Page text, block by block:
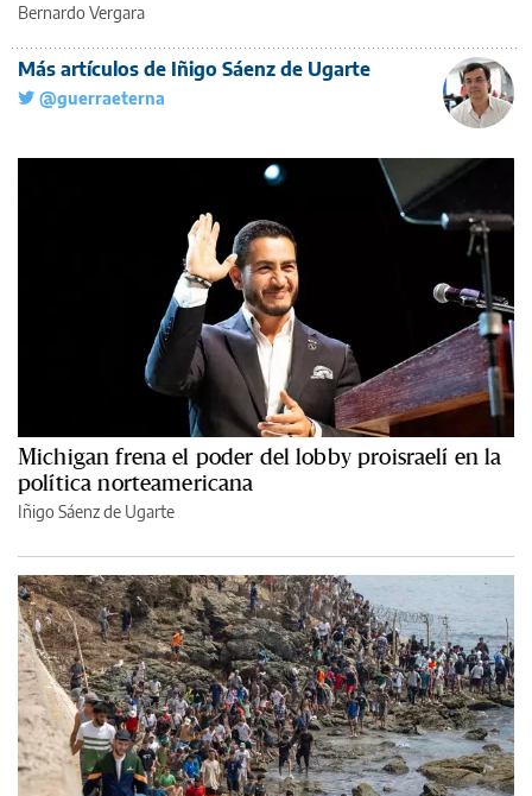
Bernardo Vergara
Más artículos de Iñigo Sáenz de Ugarte
@guerraeterna
Michigan frena el poder del lobby proisraelí en la
política norteamericana
Iñigo Sáenz de Ugarte